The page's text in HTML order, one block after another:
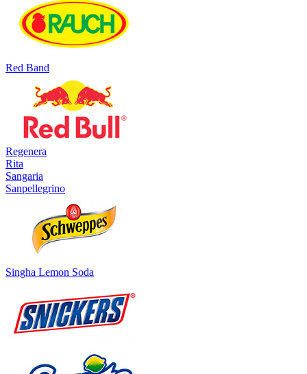
Red Band
Regenera
Rita
Sangaria
Sanpellegrino
Singha Lemon Soda